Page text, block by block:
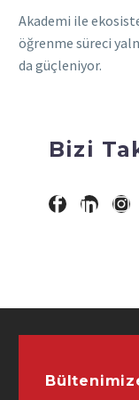
Akademi ile
öğrenme süreci
da güçleniyor.
Bizi